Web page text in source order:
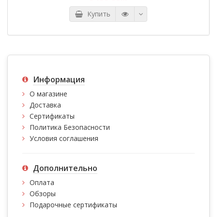
Купить
Информация
О магазине
Доставка
Сертификаты
Политика Безопасности
Условия соглашения
Дополнительно
Оплата
Обзоры
Подарочные сертификаты